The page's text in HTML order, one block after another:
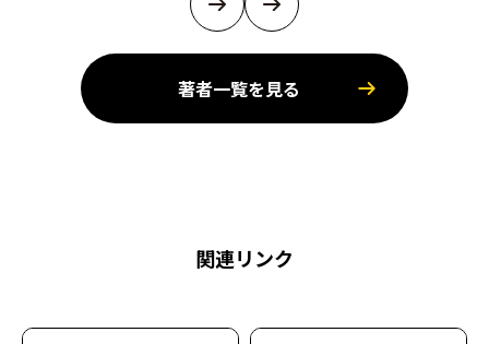
著者一覧を見る
関連リンク